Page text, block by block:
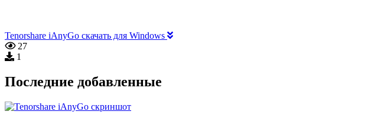
Tenorshare iAnyGo скачать для Windows
27
1
Последние добавленные